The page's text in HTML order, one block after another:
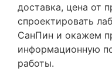
доставка, цена от
спроектировать
СанПин и окажем
информационную
работы.